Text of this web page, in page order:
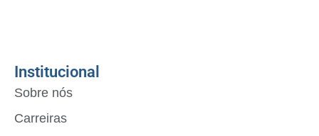
Institucional
Sobre nós
Carreiras